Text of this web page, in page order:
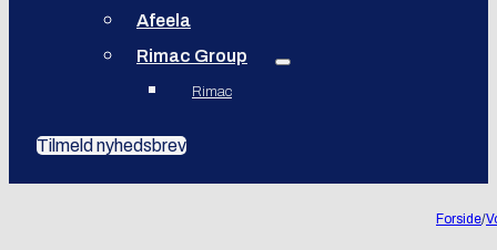
Afeela
Rimac Group
Rimac
Tilmeld nyhedsbrev
Forside/